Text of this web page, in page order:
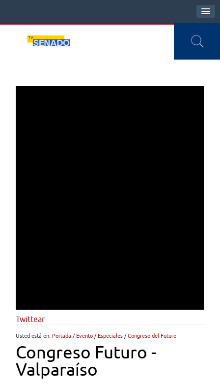
Twittear
Usted está en: Portada / Evento / Especiales /Congreso del Futuro
Congreso Futuro -
Valparaíso